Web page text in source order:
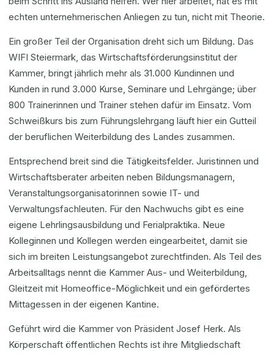
echten unternehmerischen Anliegen zu tun, nicht mit Theorie.
Ein großer Teil der Organisation dreht sich um Bildung. Das
WIFI Steiermark, das Wirtschaftsförderungsinstitut der
Kammer, bringt jährlich mehr als 31.000 Kundinnen und
Kunden in rund 3.000 Kurse, Seminare und Lehrgänge; über
800 Trainerinnen und Trainer stehen dafür im Einsatz. Vom
Schweißkurs bis zum Führungslehrgang läuft hier ein Gutteil
der beruflichen Weiterbildung des Landes zusammen.
Entsprechend breit sind die Tätigkeitsfelder. Juristinnen und
Wirtschaftsberater arbeiten neben Bildungsmanagern,
Veranstaltungsorganisatorinnen sowie IT- und
Verwaltungsfachleuten. Für den Nachwuchs gibt es eine
eigene Lehrlingsausbildung und Ferialpraktika. Neue
Kolleginnen und Kollegen werden eingearbeitet, damit sie
sich im breiten Leistungsangebot zurechtfinden. Als Teil des
Arbeitsalltags nennt die Kammer Aus- und Weiterbildung,
Gleitzeit mit Homeoffice-Möglichkeit und ein gefördertes
Mittagessen in der eigenen Kantine.
Geführt wird die Kammer von Präsident Josef Herk. Als
Körperschaft öffentlichen Rechts ist ihre Mitgliedschaft